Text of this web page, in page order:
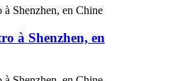
à Shenzhen, en